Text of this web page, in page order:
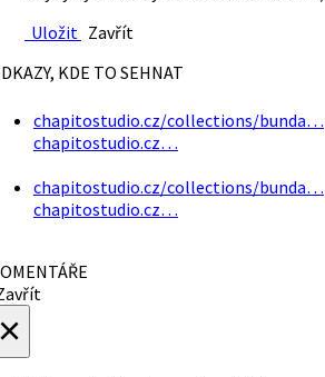
Uložit Zavřít
KDE TO SEHNAT
chapitostudio.cz/collections/bunda…
chapitostudio.cz…
chapitostudio.cz/collections/bunda…
chapitostudio.cz…